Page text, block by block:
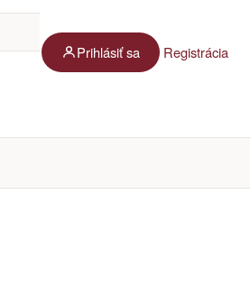
Prihlásiť sa Registrácia